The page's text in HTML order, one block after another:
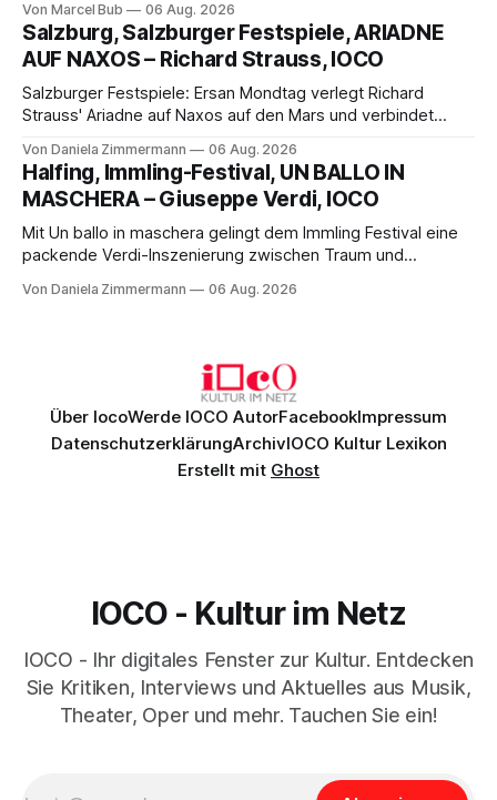
eine bildgewaltige Inszenierung, Maxime Pascal entfaltet
die komplexe Partitur eindrucksvoll, Philippe Sly berührt als
Franziskus.
Von Marcel Bub 06 Aug. 2026
Salzburg, Salzburger Festspiele, ARIADNE
AUF NAXOS – Richard Strauss, IOCO
Salzburger Festspiele: Ersan Mondtag verlegt Richard
Strauss' Ariadne auf Naxos auf den Mars und verbindet
Aufführung mit starken Solisten und den Wiener
Philharmonikern, szenisch bleibt der zweite Akt jedoch
hinter den Erwartungen zurück.
Von Daniela Zimmermann 06 Aug. 2026
Halfing, Immling-Festival, UN BALLO IN
MASCHERA – Giuseppe Verdi, IOCO
Mit Un ballo in maschera gelingt dem Immling Festival eine
packende Verdi-Inszenierung zwischen Traum und
psychologische Tiefe mit starken Bildern, getragen von
Von Daniela Zimmermann 06 Aug. 2026
Über IocoWerde IOCO AutorFacebookImpressum
DatenschutzerklärungArchivIOCO Kultur Lexikon
Erstellt mit Ghost
IOCO - Kultur im Netz
IOCO - Ihr digitales Fenster zur Kultur. Entdecken
Sie Kritiken, Interviews und Aktuelles aus Musik,
Theater, Oper und mehr. Tauchen Sie ein!